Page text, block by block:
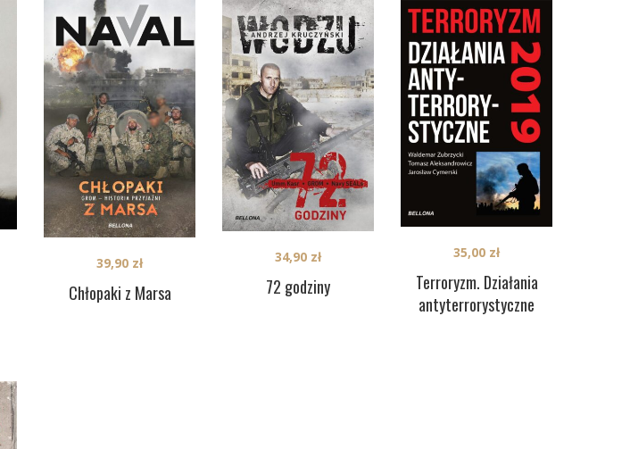
Chłopaki z Marsa
39,90 zł
72 godziny
34,90 zł
Terroryzm. Działania
antyterrorystyczne
35,00 zł